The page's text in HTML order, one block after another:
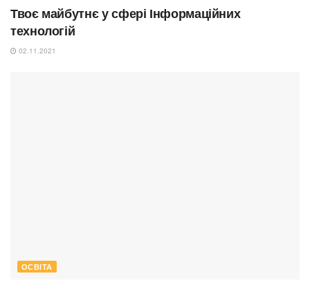
Твоє майбутнє у сфері Інформаційних
технологій
02.11.2021
ОСВІТА